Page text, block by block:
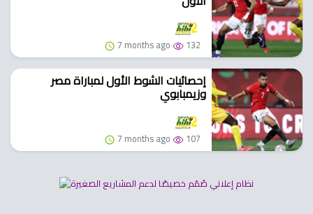
7 months ago 132
إحصائيات الشوط الأول لمباراة مصر
وزيمبابوي
7 months ago 107